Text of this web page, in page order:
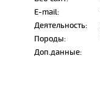
E-mail:
Деятельность:
Породы:
Доп.данные: